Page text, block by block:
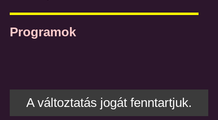
Programok
A változtatás jogát fenntartjuk.